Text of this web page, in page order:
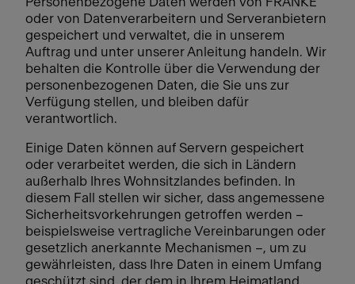
oder von Datenverarbeitern und Serveranbietern
gespeichert und verwaltet, die in unserem
Auftrag und unter unserer Anleitung handeln. Wir
behalten die Kontrolle über die Verwendung der
personenbezogenen Daten, die Sie uns zur
Verfügung stellen, und bleiben dafür
verantwortlich.
Einige Daten können auf Servern gespeichert
oder verarbeitet werden, die sich in Ländern
außerhalb Ihres Wohnsitzlandes befinden. In
diesem Fall stellen wir sicher, dass angemessene
Sicherheitsvorkehrungen getroffen werden –
beispielsweise vertragliche Vereinbarungen oder
gesetzlich anerkannte Mechanismen –, um zu
gewährleisten, dass Ihre Daten in einem Umfang
geschützt sind, der dem in Ihrem Heimatland